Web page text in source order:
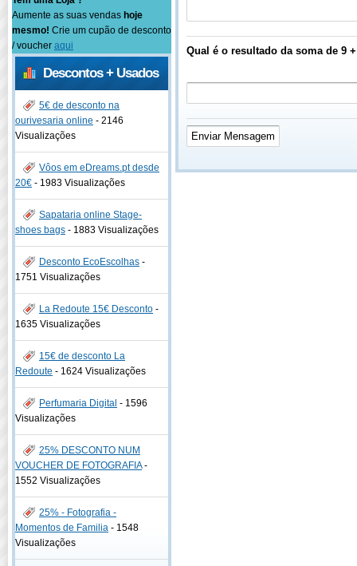
Aumente as suas vendas hoje
mesmo! Crie um cupão de desconto
/ voucher aqui
Descontos + Usados
5€ de desconto na
ourivesaria online - 2146
Visualizações
Vôos em eDreams.pt desde
20€ - 1983 Visualizações
Sapataria online Stage-
shoes bags - 1883 Visualizações
Desconto EcoEscolhas -
1751 Visualizações
La Redoute 15€ Desconto -
1635 Visualizações
15€ de desconto La
Redoute - 1624 Visualizações
Perfumaria Digital - 1596
Visualizações
25% DESCONTO NUM
VOUCHER DE FOTOGRAFIA-
1552 Visualizações
25% - Fotografia -
Momentos de Familia - 1548
Visualizações
Qual é o resultado da soma de 9